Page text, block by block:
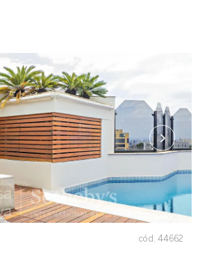
cód. 44662